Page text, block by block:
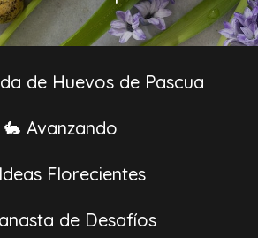
de Huevos de Pascua
🐇 Avanzando
Florecientes
de Desafíos